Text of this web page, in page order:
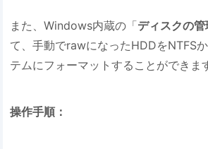
また、Windows内蔵の「ディスクの管
て、手動でrawになったHDDをNTFS
テムにフォーマットすることができま
操作手順：